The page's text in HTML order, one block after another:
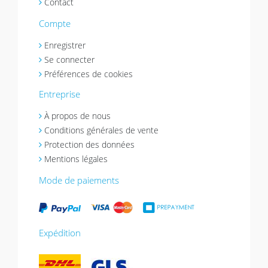
Compte
Enregistrer
Se connecter
Préférences de cookies
Entreprise
À propos de nous
Conditions générales de vente
Protection des données
Mentions légales
Mode de paiements
Expédition